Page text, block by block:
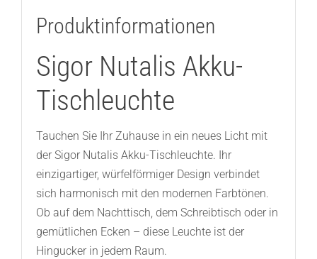
Produktinformationen
Sigor Nutalis Akku-
Tischleuchte
Tauchen Sie Ihr Zuhause in ein neues Licht mit
der Sigor Nutalis Akku-Tischleuchte. Ihr
einzigartiger, würfelförmiger Design verbindet
sich harmonisch mit den modernen Farbtönen.
Ob auf dem Nachttisch, dem Schreibtisch oder in
gemütlichen Ecken – diese Leuchte ist der
Hingucker in jedem Raum.